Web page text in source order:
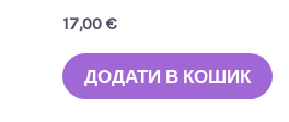
17,00 €
ДОДАТИ В КОШИК